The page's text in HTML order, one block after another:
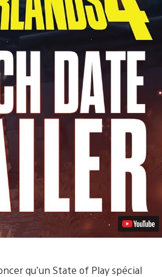
qu’un State of Play spécial